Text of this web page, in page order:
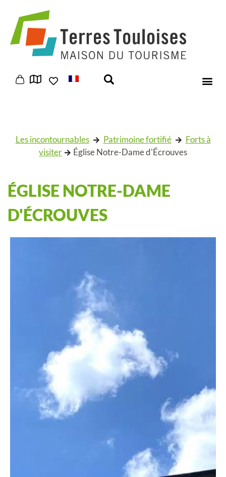
Les incontournables Patrimoine fortifié
Forts à
visiter
Église Notre-Dame d'Écrouves
ÉGLISE NOTRE-DAME
D'ÉCROUVES